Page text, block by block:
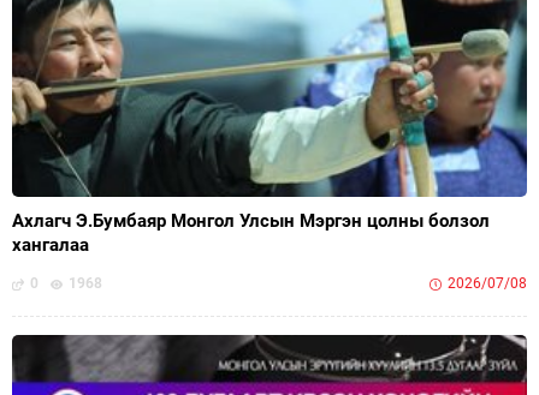
Ахлагч Э.Бумбаяр Монгол Улсын Мэргэн цолны болзол
хангалаа
0 1968 2026/07/08